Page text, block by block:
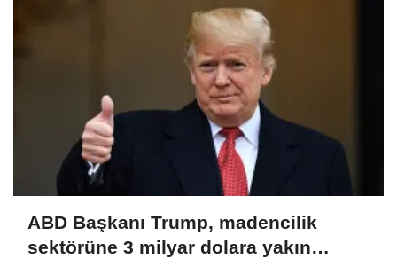
ABD Başkanı Trump, madencilik
sektörüne 3 milyar dolara yakın